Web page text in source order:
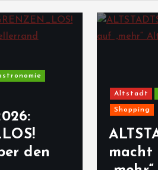
den
Altstadt
Shopping
macht